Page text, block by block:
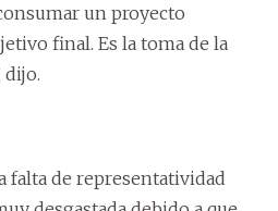
un proyecto
final. Es la toma de la
dijo.
falta de representatividad